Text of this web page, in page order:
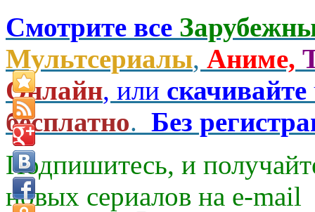
Смотрите все
Мультсериалы, Аниме,
Онлайн, или скачивайте
бесплатно. Без
Подпишитесь, и
новых сериалов на e-mаil